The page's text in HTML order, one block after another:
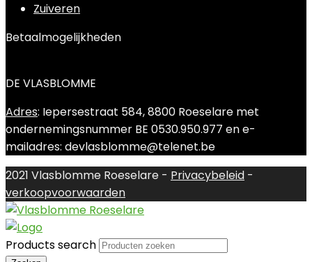
Zuiveren
Betaalmogelijkheden
DE VLASBLOMME
Adres: Iepersestraat 584, 8800 Roeselare met
ondernemingsnummer BE 0530.950.977 en e-
mailadres: devlasblomme@telenet.be
2021 Vlasblomme Roeselare - Privacybeleid -
verkoopvoorwaarden
Products search